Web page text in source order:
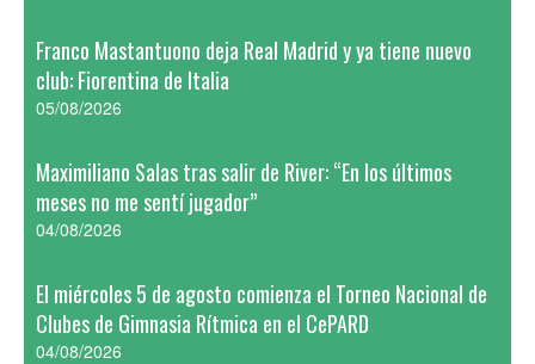
Franco Mastantuono deja Real Madrid y ya tiene nuevo
club: Fiorentina de Italia
05/08/2026
Maximiliano Salas tras salir de River: “En los últimos
meses no me sentí jugador”
04/08/2026
El miércoles 5 de agosto comienza el Torneo Nacional de
Clubes de Gimnasia Rítmica en el CePARD
04/08/2026